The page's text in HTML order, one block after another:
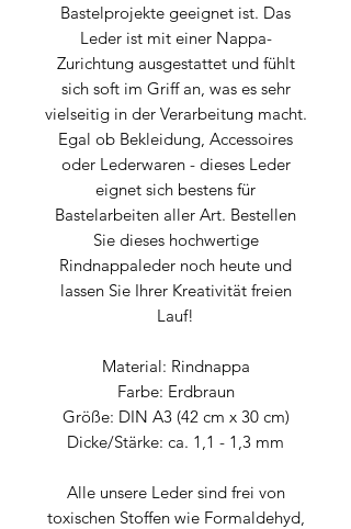
Bastelprojekte geeignet ist. Das
Leder ist mit einer Nappa-
Zurichtung ausgestattet und fühlt
sich soft im Griff an, was es sehr
vielseitig in der Verarbeitung macht.
Egal ob Bekleidung, Accessoires
oder Lederwaren - dieses Leder
eignet sich bestens für
Bastelarbeiten aller Art. Bestellen
Sie dieses hochwertige
Rindnappaleder noch heute und
lassen Sie Ihrer Kreativität freien
Lauf!
Material: Rindnappa
Farbe: Erdbraun
Größe: DIN A3 (42 cm x 30 cm)
Dicke/Stärke: ca. 1,1 - 1,3 mm
Alle unsere Leder sind frei von
toxischen Stoffen wie Formaldehyd,